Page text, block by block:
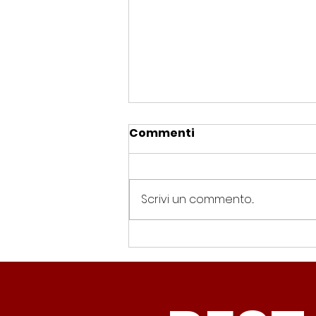
Spin Time, Colucci: “Non
solo occupazione: 400
Commenti
Scrivi un commento...